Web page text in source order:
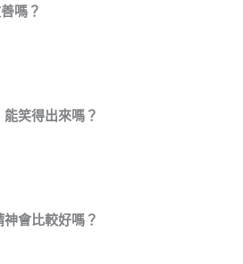
嗎？
笑得出來嗎？
會比較好嗎？